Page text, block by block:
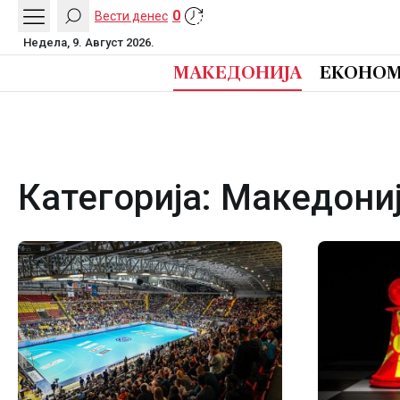
Вести денес 0
Недела, 9. Август 2026.
МАКЕДОНИЈА
Категорија: